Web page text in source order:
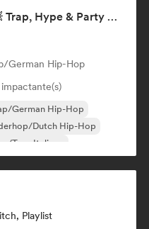
Hip Hop Hooray 💥 Trap, Hype & Party Rap Bangers
German Hip-Hop
German Hip-Hop
Dutch Hip-Hop
Trap Italiano
Playlist